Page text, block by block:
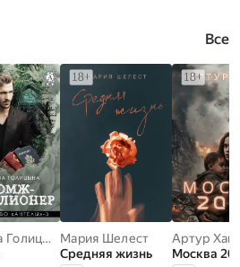
Все
Галина Голицына
Мария Шелест
Средняя жизнь
Артур
Москва